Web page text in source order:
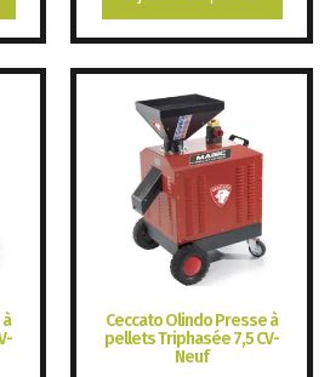
Ceccato Olindo Presse à
pellets Triphasée 7,5 CV-
Neuf